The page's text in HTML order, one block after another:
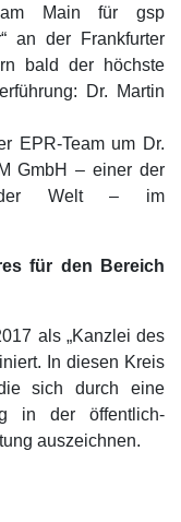
am Main für gsp
an der Frankfurter
bald der höchste
Dr. Martin
EPR-Team um Dr.
GmbH – einer der
der Welt – im
für den Bereich
als „Kanzlei des
In diesen Kreis
sich durch eine
in der öffentlich-
auszeichnen.